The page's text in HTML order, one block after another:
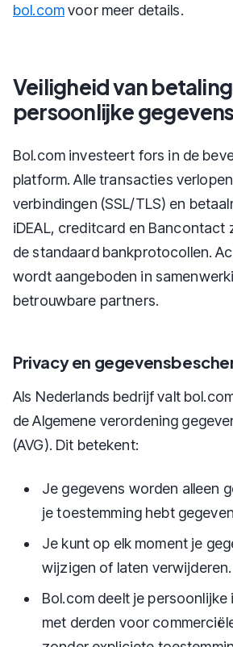
bol.comvoor meer details.
Veiligheid van
persoonlijke gegevens
Bol.com investeert fors in de
platform. Alle transacties
verbindingen (SSL/TLS) en
iDEAL, creditcard en Bancontact
de standaard bankprotocollen.
wordt aangeboden in
betrouwbare partners.
Privacy en
Als Nederlands bedrijf valt
de Algemene verordening
(AVG). Dit betekent:
Je gegevens worden alleen
je toestemming hebt
Je kunt op elk moment je
wijzigen of laten verwijderen.
Bol.com deelt je
met derden voor